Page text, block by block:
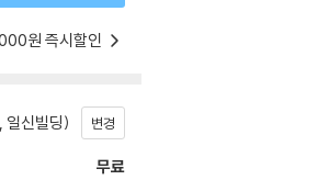
원 즉시할인
일신빌딩) 변경
무료